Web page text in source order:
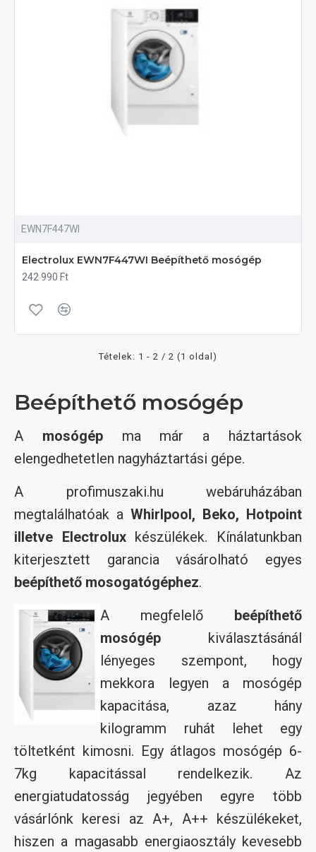
EWN7F447WI
Electrolux EWN7F447WI Beépíthető mosógép
242 990 Ft
Tételek: 1 - 2 / 2 (1 oldal)
Beépíthető mosógép
A mosógépma már a háztartások
elengedhetetlen nagyháztartási gépe.
A profimuszaki.hu webáruházában
megtalálhatóak a Whirlpool, Beko, Hotpoint
illetve Electroluxkészülékek. Kínálatunkban
kiterjesztett garancia vásárolható egyes
beépíthető mosogatógéphez.
A megfelelő beépíthető
mosógép kiválasztásánál
lényeges szempont, hogy
mekkora legyen a mosógép
kapacitása, azaz hány
kilogramm ruhát lehet egy
töltetként kimosni. Egy átlagos mosógép 6-
7kg kapacitással rendelkezik. Az
energiatudatosság jegyében egyre több
vásárlónk keresi az A+, A++ készülékeket,
hiszen a magasabb energiaosztály kevesebb